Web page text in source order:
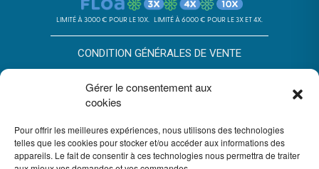
Gérer le consentement aux
cookies
Pour offrir les meilleures expériences, nous utilisons des technologies
telles que les cookies pour stocker et/ou accéder aux informations des
appareils. Le fait de consentir à ces technologies nous permettra de traiter
LIMITÉ À 3000 € POUR LE 10X. LIMITÉ À 6000 € POUR LE 3X ET 4X.
CONDITION GÉNÉRALES DE VENTE
*SOUS RÉSERVE D’ACCEPTATION DU DOSSIER PAR FLOA. SA AU
IMMEUBLE G7, 71 RUE LUCIEN FAURE 33300 BORDEAUX,
ENREGISTRÉE À L’ORIAS SOUS LE N°07028160. SOUMISE AU
CONTRÔLE DE L’AUTORITÉ DE CONTRÔLE PRUDENTIEL ET DE
RÉSOLUTION, 4 PLACE DE BUDAPEST CS 92459, 75436 PARIS.
VOUS DISPOSEZ DU DÉLAI LÉGAL DE RÉTRACTATION. VOIR